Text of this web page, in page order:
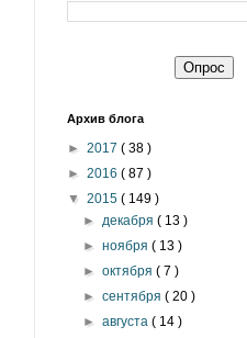
Архив блога
► 2017 ( 38 )
► 2016 ( 87 )
▼ 2015 ( 149 )
►декабря( 13 )
►ноября( 13 )
►октября( 7 )
►сентября( 20 )
►августа( 14 )